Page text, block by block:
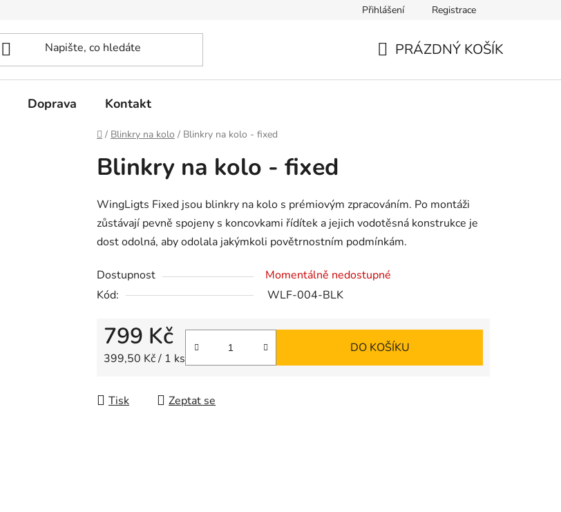
Přihlášení Registrace
PRÁZDNÝ KOŠÍK
Doprava Kontakt
Domů
/ Blinkry na kolo / Blinkry na kolo - fixed
Blinkry na kolo - fixed
WingLigts Fixed jsou blinkry na kolo s prémiovým zpracováním. Po montáži
zůstávají pevně spojeny s koncovkami řídítek a jejich vodotěsná konstrukce je
dost odolná, aby odolala jakýmkoli povětrnostním podmínkám.
Dostupnost
Momentálně nedostupné
Kód:
WLF-004-BLK
799 Kč
Měrná cena:
399,50 Kč / 1 ks
DO KOŠÍKU
Tisk Zeptat se